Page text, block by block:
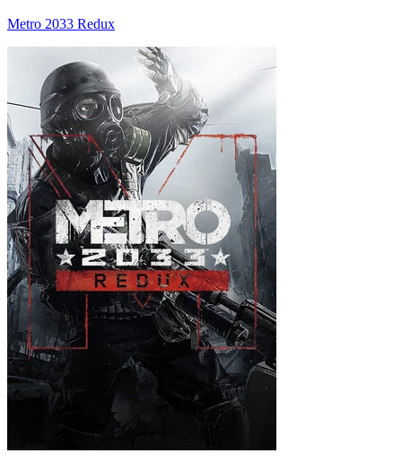
Metro 2033 Redux